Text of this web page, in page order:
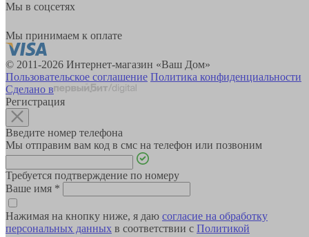
Мы в соцсетях
Мы принимаем к оплате
© 2011-2026 Интернет-магазин «Ваш Дом»
Пользовательское соглашение Политика конфиденциальности
Сделано в
Регистрация
Введите номер телефона
Мы отправим вам код в смс на телефон или позвоним
Требуется подтверждение по номеру
Ваше имя *
Нажимая на кнопку ниже, я даю согласие на обработку
персональных данных в соответствии с Политикой